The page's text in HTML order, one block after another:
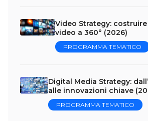
Video Strategy:
video a 360° (2026)
PROGRAMMA TEMATICO
Digital Media Strategy:
alle innovazioni chiave
PROGRAMMA TEMATICO